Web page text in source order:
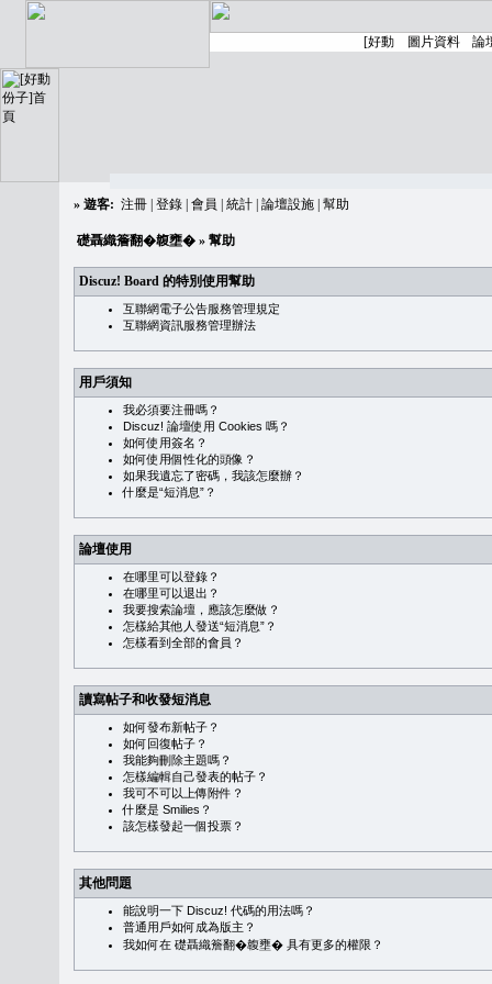
» 遊客: 注冊 登錄 會員 統計 論壇設施 幫助
礎聶織簷翻�䪖壅� » 幫助
Discuz! Board 的特別使用幫助
互聯網電子公告服務管理規定
互聯網資訊服務管理辦法
用戶須知
我必須要注冊嗎？
Discuz! 論壇使用 Cookies 嗎？
如何使用簽名？
如何使用個性化的頭像？
如果我遺忘了密碼，我該怎麼辦？
什麼是“短消息”？
論壇使用
在哪里可以登錄？
在哪里可以退出？
我要搜索論壇，應該怎麼做？
怎樣給其他人發送“短消息”？
怎樣看到全部的會員？
讀寫帖子和收發短消息
如何發布新帖子？
如何回復帖子？
我能夠刪除主題嗎？
怎樣編輯自己發表的帖子？
我可不可以上傳附件？
什麼是 Smilies？
該怎樣發起一個投票？
其他問題
能說明一下 Discuz! 代碼的用法嗎？
普通用戶如何成為版主？
我如何在 礎聶織簷翻�䪖壅� 具有更多的權限？